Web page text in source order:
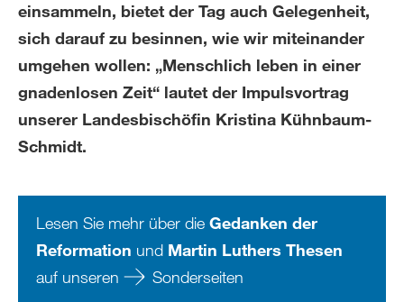
einsammeln, bietet der Tag auch Gelegenheit,
sich darauf zu besinnen, wie wir miteinander
umgehen wollen: „Menschlich leben in einer
gnadenlosen Zeit“ lautet der Impulsvortrag
unserer Landesbischöfin Kristina Kühnbaum-
Schmidt.
Lesen Sie mehr über die Gedanken der
Reformation und Martin Luthers Thesen
auf unseren
Sonderseiten